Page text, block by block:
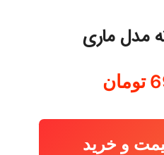
مدل ماری
تومان
و خرید